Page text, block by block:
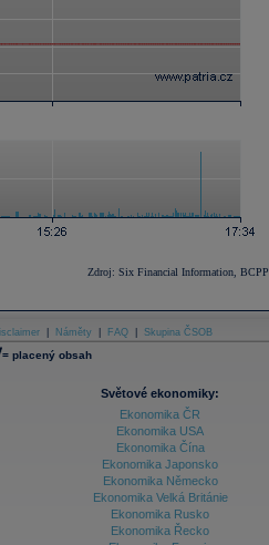
Zdroj: Six Financial Information, BCPP
Náměty FAQ Skupina ČSOB
= placený obsah
Světové ekonomiky:
Ekonomika ČR
Ekonomika USA
Ekonomika Čína
Ekonomika Japonsko
Ekonomika Německo
Ekonomika Velká Británie
Ekonomika Rusko
Ekonomika Řecko